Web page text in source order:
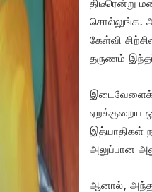
திடீரென்று
சொல்லுங்க.
கேள்வி
தருணம்
ஏறக்குறைய
இத்யாதிகள்
அலுப்பான
ஆனால், அந்த